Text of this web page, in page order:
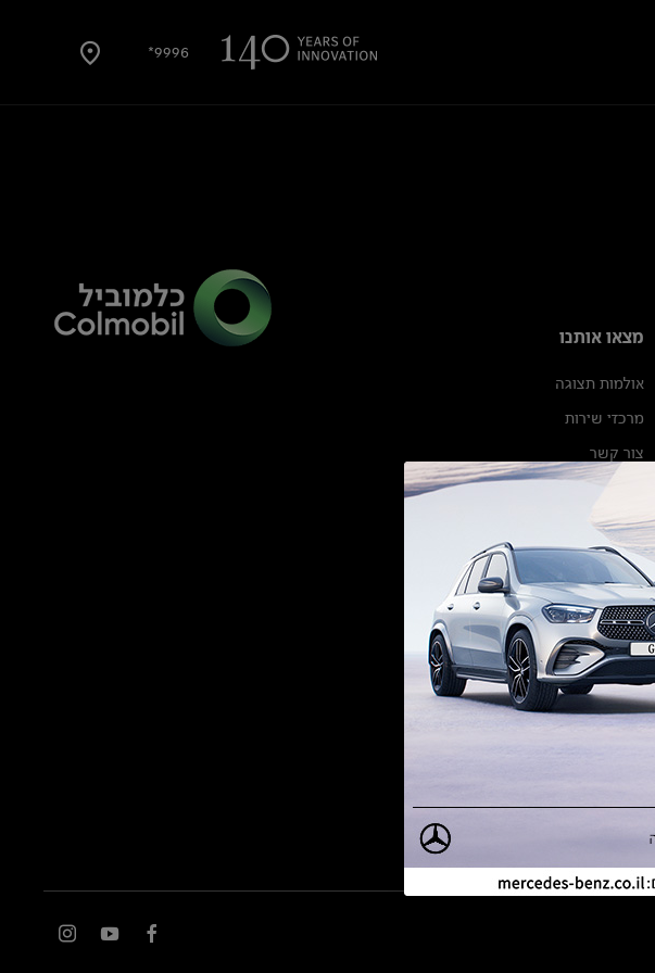
9996*
מצאו אותנו
אולמות תצוגה
מרכזי שירות
צור קשר